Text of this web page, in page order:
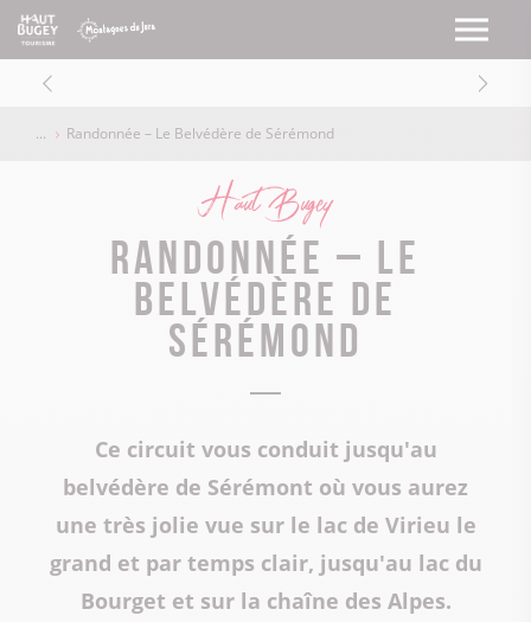
Randonnée – Le Belvédère de Sérémond
Haut Bugey
Randonnée – Le
Belvédère de
Sérémond
Ce circuit vous conduit jusqu'au
belvédère de Sérémont où vous aurez
une très jolie vue sur le lac de Virieu le
grand et par temps clair, jusqu'au lac du
Bourget et sur la chaîne des Alpes.